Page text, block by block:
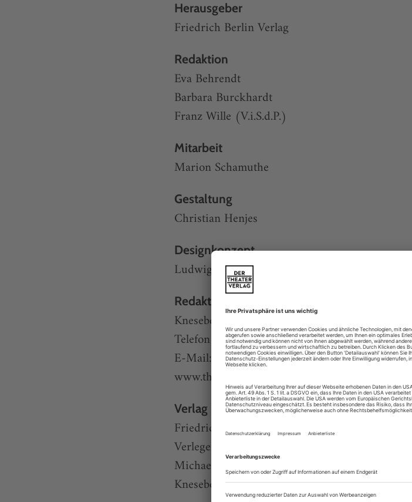
Herausgeber
Friedrich Berlin Verlag
Redaktion
Eva Behrendt
Barbara Burckhardt
Franz Wille (V.i.S.d.P.)
Mitarbeit
Marion Schamuthe
Gestaltung
Christian Henjes
Designkonzept
Ludwig Wendt Art Direction
Redaktionsanschrift
Knesebeckstr. 59–61, 10719 Berlin,
Telefon 030/25 44 95 10, Fax 030/25 44 95 12
E-Mail: redaktion@theaterheute.de
www.theaterheute.de
Verlag
Friedrich Berlin Verlagsgesellschaft mbH
Verleger und Geschäftsführer:
Michael Merschmeier
Knesebeckstr. 59–61, 10719 ...